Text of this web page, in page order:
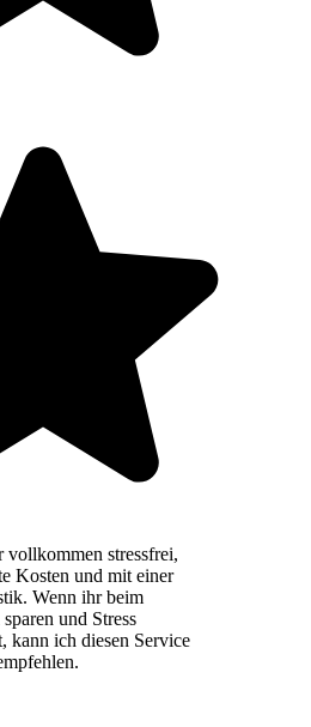
stressfrei,
Kosten und mit einer
Wenn ihr beim
und Stress
kann ich diesen Service